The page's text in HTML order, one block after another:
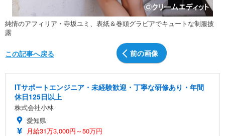
純情のアフィリア・寺坂ユミ、表紙＆巻頭グラビアでキュートな制服披
露
前の画像
この記事へ戻る
ITサポートエンジニア・未経験歓迎・丁寧な研修あり・年間
休日125日以上
株式会社小林
愛知県
月給31万3,000円～50万円